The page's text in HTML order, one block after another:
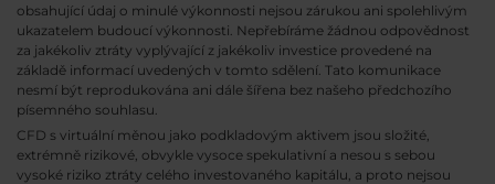
obsahující údaj o minulé výkonnosti nejsou zárukou ani spolehlivým
ukazatelem budoucí výkonnosti. Nepřebíráme žádnou odpovědnost
za jakékoliv ztráty vyplývající z jakékoliv investice provedené na
základě informací uvedených v tomto sdělení. Tato komunikace
nesmí být reprodukována ani dále šířena bez našeho předchozího
písemného souhlasu.
CFD s virtuální měnou jako podkladovým aktivem jsou složité,
extrémně rizikové, obvykle vysoce spekulativní a nesou s sebou
vysoké riziko ztráty celého investovaného kapitálu, a proto nejsou